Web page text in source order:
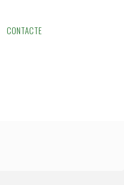
CONTACTE